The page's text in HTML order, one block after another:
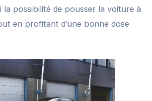
la possibilité de pousser la voiture à
en profitant d’une bonne dose